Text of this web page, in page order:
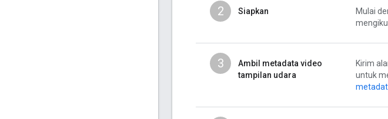
2 Siapkan Mulai
3
Ambil metadata video
tampilan udara
Kirim
untuk